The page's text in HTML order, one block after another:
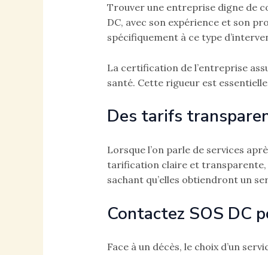
Trouver une entreprise digne de
DC, avec son expérience et son
spécifiquement à ce type
La certification de l’entreprise
santé. Cette rigueur est
Des tarifs
Lorsque l’on parle de services
tarification claire et transparente,
sachant qu’elles obtiendront un
Contactez SOS DC
Face à un décès, le choix d’un